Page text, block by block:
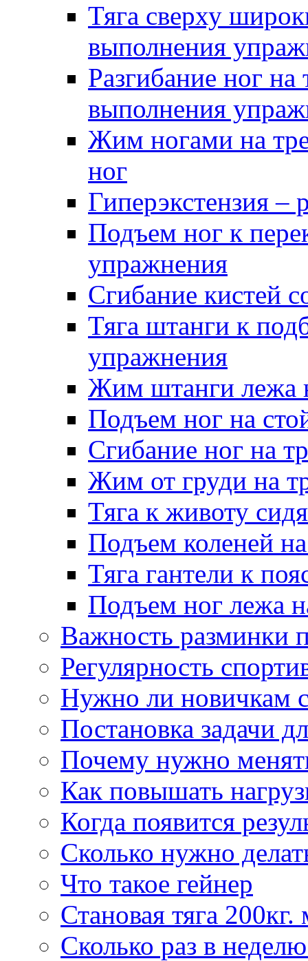
Тяга сверху
выполнения
Разгибание ног
выполнения
Жим ногами на
ног
Гиперэкстензия –
Подъем ног к
упражнения
Сгибание кистей
Тяга штанги к
упражнения
Жим штанги лежа
Подъем ног на
Сгибание ног на
Жим от груди на
Тяга к животу
Подъем коленей
Тяга гантели к
Подъем ног лежа
Важность разминки
Регулярность
Нужно ли новичкам
Постановка задачи
Почему нужно
Как повышать
Когда появится
Сколько нужно
Что такое гейнер
Становая тяга
Сколько раз в